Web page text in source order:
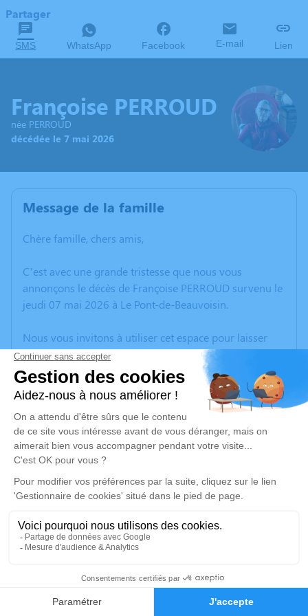
Faire-part Hommages
Partager
SMS WhatsApp Facebook E-mail Lien
Françoise PERROUD
née PERROUD
décédée le 7 mai 2026
Message de la famille
Chère famille, chers amis,
C’est avec une grande tristesse que nous vous
annonçons le décès de Françoise PERROUD survenu le
jeudi 07 mai 2026 à Le Pont-de-Beauvoisin.
Nous vous invitons à utiliser cet espace pour laisser
vos condoléances, partager des photos souvenirs, une
anecdote ou exprimer vos pensées à travers des
poèmes ou des textes. Cet endroit est un lieu
d'expression dédié à honorer la mémoire de Françoise
PERROUD.
Un service de plantation d’arbre hommage est
disponible ici.
Je rends hommage
Cérémonie
CENTRE FUNERAIRE BOUDRIER 31 Rue Lavoisier
38300 Bourgoin Jallieu